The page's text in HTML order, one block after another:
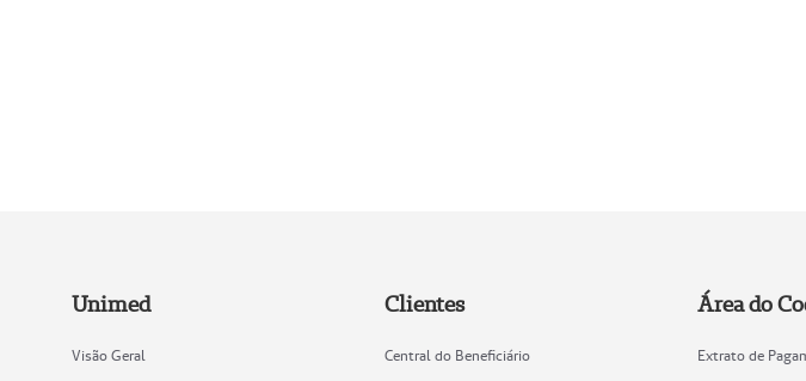
Unimed
Visão Geral
Clientes
Central do Beneficiário
Área do
Extrato de